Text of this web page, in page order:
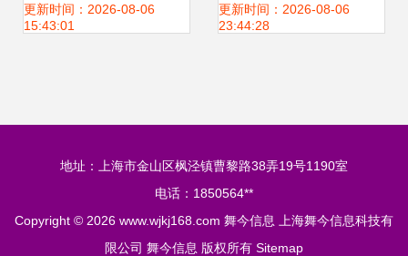
街舞创始人芦永斌
更新时间：2026-08-06
15:43:01
生
更新时间：2026-08-06
23:44:28
地址：上海市金山区枫泾镇曹黎路38弄19号1190室
电话：1850564**
Copyright © 2026 www.wjkj168.com 舞今信息
上海舞今信息科技有
限公司 舞今信息 版权所有 Sitemap